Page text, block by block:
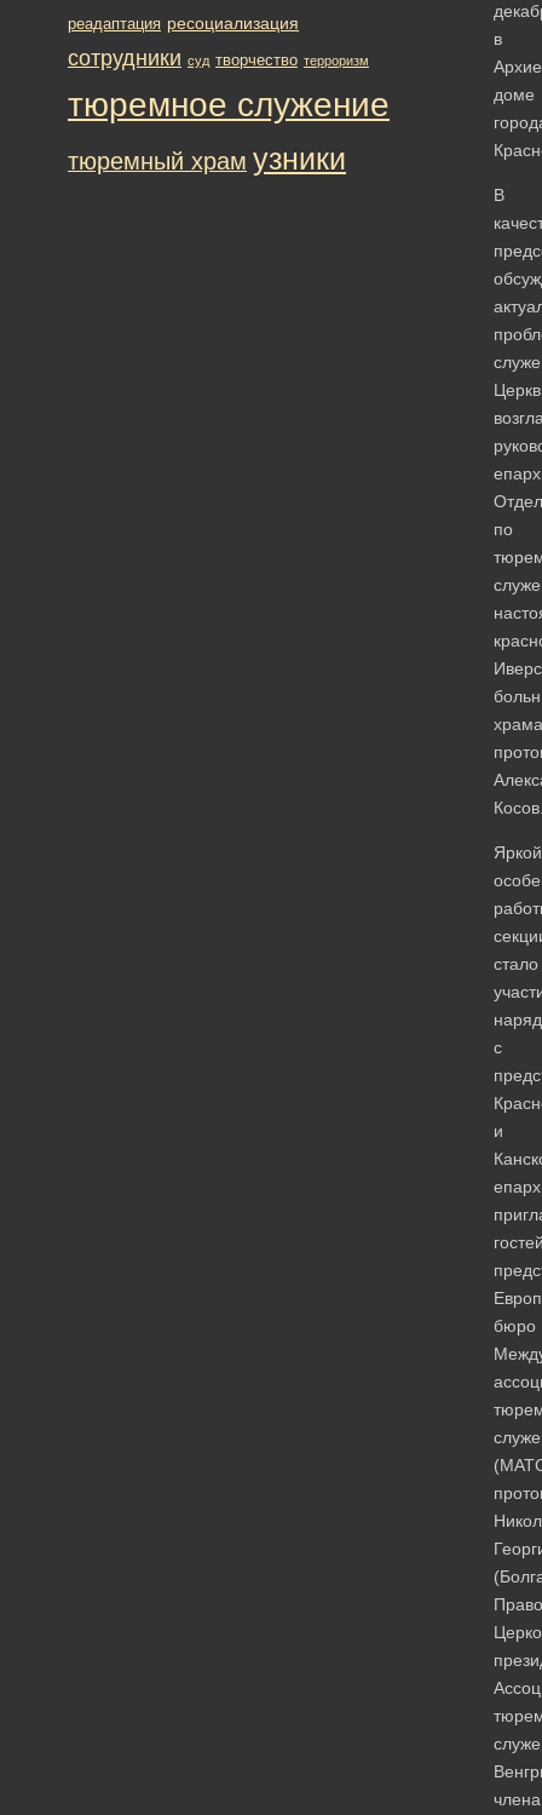
в
доме
В
по
храма
Яркой
стало
с
и
бюро
члена
реадаптация ресоциализация
сотрудники суд творчество терроризм
тюремное служение
тюремный храм узники